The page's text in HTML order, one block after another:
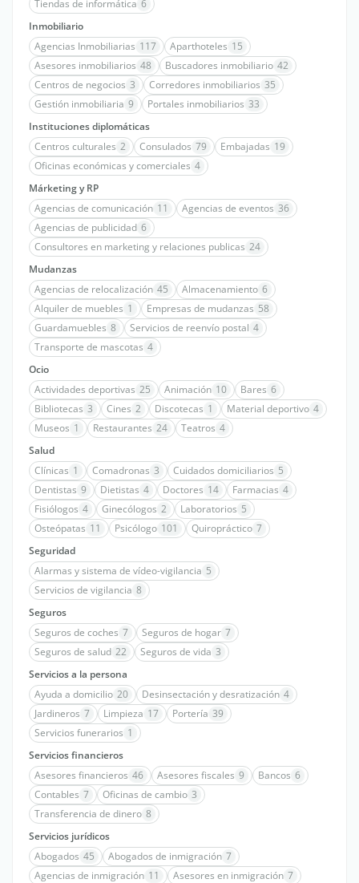
Tiendas de informática 6
Inmobiliario
Agencias Inmobiliarias 117 Aparthoteles 15
Asesores inmobiliarios 48 Buscadores inmobiliario 42
Centros de negocios 3 Corredores inmobiliarios 35
Gestión inmobiliaria 9 Portales inmobiliarios 33
Instituciones diplomáticas
Centros culturales 2 Consulados 79 Embajadas 19
Oficinas económicas y comerciales 4
Márketing y RP
Agencias de comunicación 11 Agencias de eventos 36
Agencias de publicidad 6
Consultores en marketing y relaciones publicas 24
Mudanzas
Agencias de relocalización 45 Almacenamiento 6
Alquiler de muebles 1 Empresas de mudanzas 58
Guardamuebles 8 Servicios de reenvío postal 4
Transporte de mascotas 4
Ocio
Actividades deportivas 25 Animación 10 Bares 6
Bibliotecas 3 Cines 2 Discotecas 1 Material deportivo 4
Museos 1 Restaurantes 24 Teatros 4
Salud
Clínicas 1 Comadronas 3 Cuidados domiciliarios 5
Dentistas 9 Dietistas 4 Doctores 14 Farmacias 4
Fisiólogos 4 Ginecólogos 2 Laboratorios 5
Osteópatas 11 Psicólogo 101 Quiropráctico 7
Seguridad
Alarmas y sistema de vídeo-vigilancia 5
Servicios de vigilancia 8
Seguros
Seguros de coches 7 Seguros de hogar 7
Seguros de salud 22 Seguros de vida 3
Servicios a la persona
Ayuda a domicilio 20 Desinsectación y desratización 4
Jardineros 7 Limpieza 17 Portería 39
Servicios funerarios 1
Servicios financieros
Asesores financieros 46 Asesores fiscales 9 Bancos 6
Contables 7 Oficinas de cambio 3
Transferencia de dinero 8
Servicios jurídicos
Abogados 45 Abogados de inmigración 7
Agencias de inmigración 11 Asesores en inmigración 7